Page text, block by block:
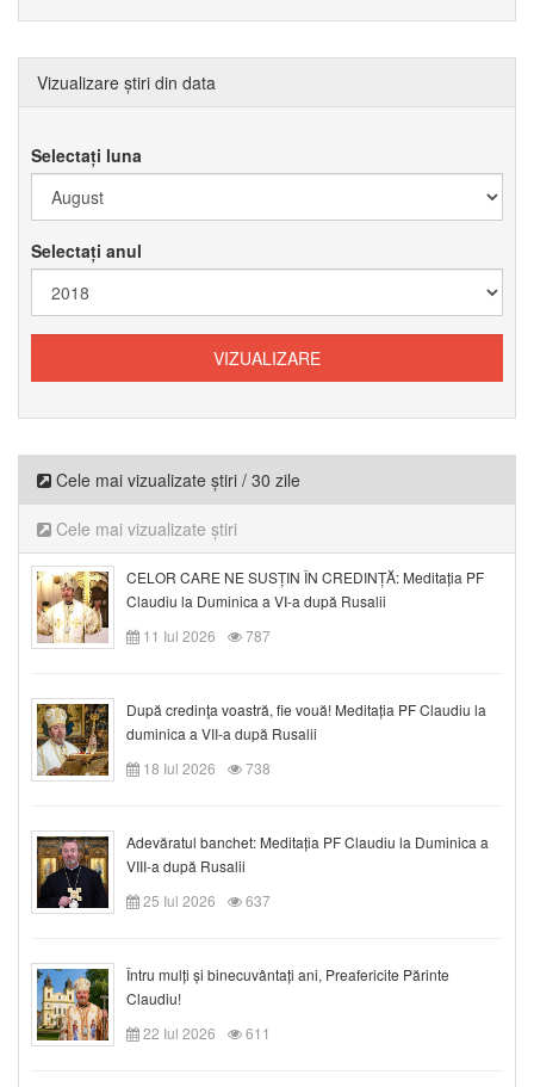
Vizualizare știri din data
Selectați luna
Selectați anul
Cele mai vizualizate știri / 30 zile
Cele mai vizualizate știri
CELOR CARE NE SUSȚIN ÎN CREDINȚĂ: Meditația PF
Claudiu la Duminica a VI-a după Rusalii
11 Iul 2026
787
După credinţa voastră, fie vouă! Meditația PF Claudiu la
duminica a VII-a după Rusalii
18 Iul 2026
738
Adevăratul banchet: Meditația PF Claudiu la Duminica a
VIII-a după Rusalii
25 Iul 2026
637
Întru mulți și binecuvântați ani, Preafericite Părinte
Claudiu!
22 Iul 2026
611